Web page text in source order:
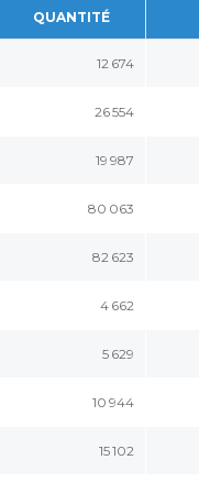
QUANTITÉ
12 674
26 554
19 987
80 063
82 623
4 662
5 629
10 944
15 102